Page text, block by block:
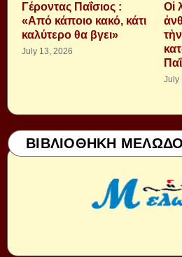
Γέροντας Παΐσιος :
«Από κάποιο κακό, κάτι
καλύτερο θα βγει»
July 13, 2026
Οἱ
July
ΒΙΒΛΙΟΘΗΚΗ